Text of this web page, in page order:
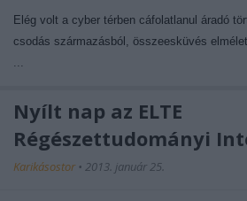
Elég volt a cyber térben cáfolatlanul áradó
csodás származásból, összeesküvés
Nyílt nap az ELTE
Régészettudományi
Karikásostor • 2013. január 25.